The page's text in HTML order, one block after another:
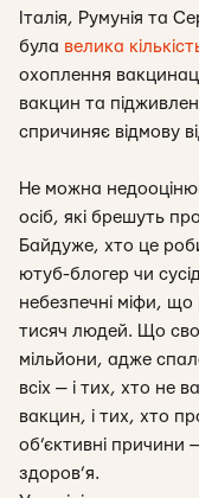
Італія, Румунія та
була велика
охоплення
вакцин та
спричиняє відмову
Не можна
осіб, які брешуть
Байдуже, хто це
ютуб-блогер чи
небезпечні міфи, що
тисяч людей. Що
мільйони, адже
всіх — і тих, хто не
вакцин, і тих, хто
об’єктивні причини
здоров’я.